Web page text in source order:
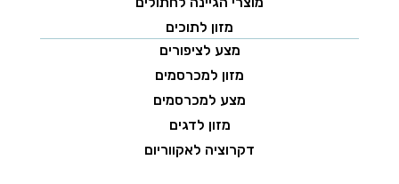
מזון לתוכים
מצע לציפורים
מזון למכרסמים
מצע למכרסמים
מזון לדגים
דקרוציה לאקווריום